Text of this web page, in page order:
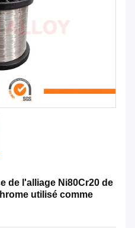
de l'alliage Ni80Cr20 de
utilisé comme